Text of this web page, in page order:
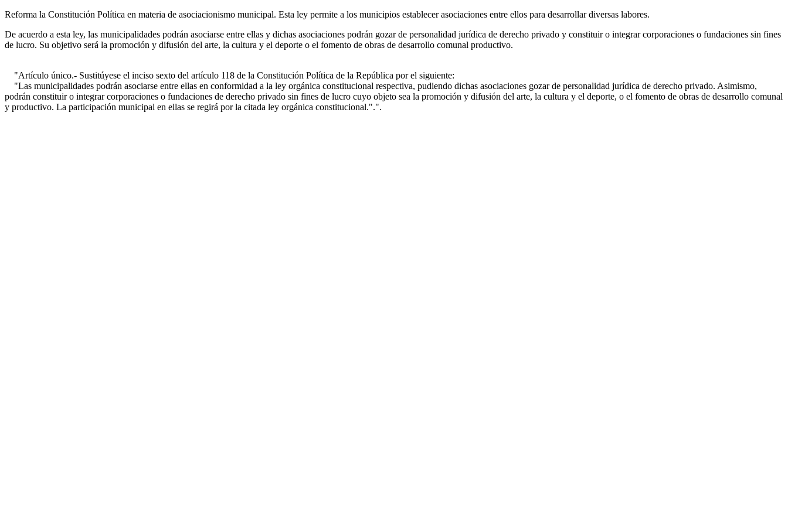
Reforma la Constitución Política en materia de asociacionismo municipal. Esta ley permite a los municipios establecer asociaciones entre ellos para desarrollar diversas labores.
De acuerdo a esta ley, las municipalidades podrán asociarse entre ellas y dichas asociaciones podrán gozar de personalidad jurídica de derecho privado y constituir o integrar corporaciones o fundaciones sin fines
de lucro. Su objetivo será la promoción y difusión del arte, la cultura y el deporte o el fomento de obras de desarrollo comunal productivo.
"Artículo único.- Sustitúyese el inciso sexto del artículo 118 de la Constitución Política de la República por el siguiente:
"Las municipalidades podrán asociarse entre ellas en conformidad a la ley orgánica constitucional respectiva, pudiendo dichas asociaciones gozar de personalidad jurídica de derecho privado. Asimismo,
podrán constituir o integrar corporaciones o fundaciones de derecho privado sin fines de lucro cuyo objeto sea la promoción y difusión del arte, la cultura y el deporte, o el fomento de obras de desarrollo comunal
y productivo. La participación municipal en ellas se regirá por la citada ley orgánica constitucional.".".